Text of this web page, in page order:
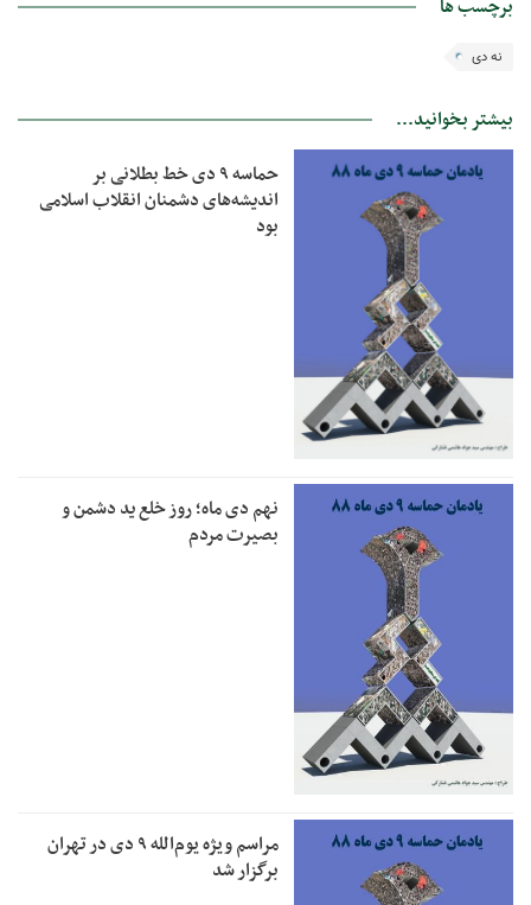
برچسب ها
نه دی
بیشتر بخوانید...
حماسه ۹ دی خط بطلانی بر
اندیشه‌های دشمنان انقلاب اسلامی
بود
نهم دی ماه؛ روز خلع ید دشمن و
بصیرت مردم
مراسم ویژه یوم‌الله ۹ دی در تهران
برگزار شد